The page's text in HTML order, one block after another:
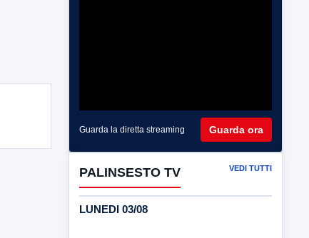
Guarda la diretta streaming Guarda ora
PALINSESTO TV VEDI TUTTI
LUNEDI 03/08